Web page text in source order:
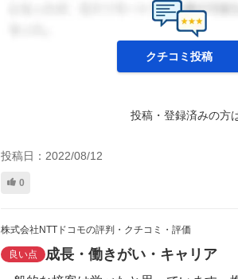
クチコミ投稿
投稿・登録済みの方
投稿日： 2022/08/12
0
株式会社NTTドコモの評判・クチコミ・評価
良い点 成長・働きがい・キャリア